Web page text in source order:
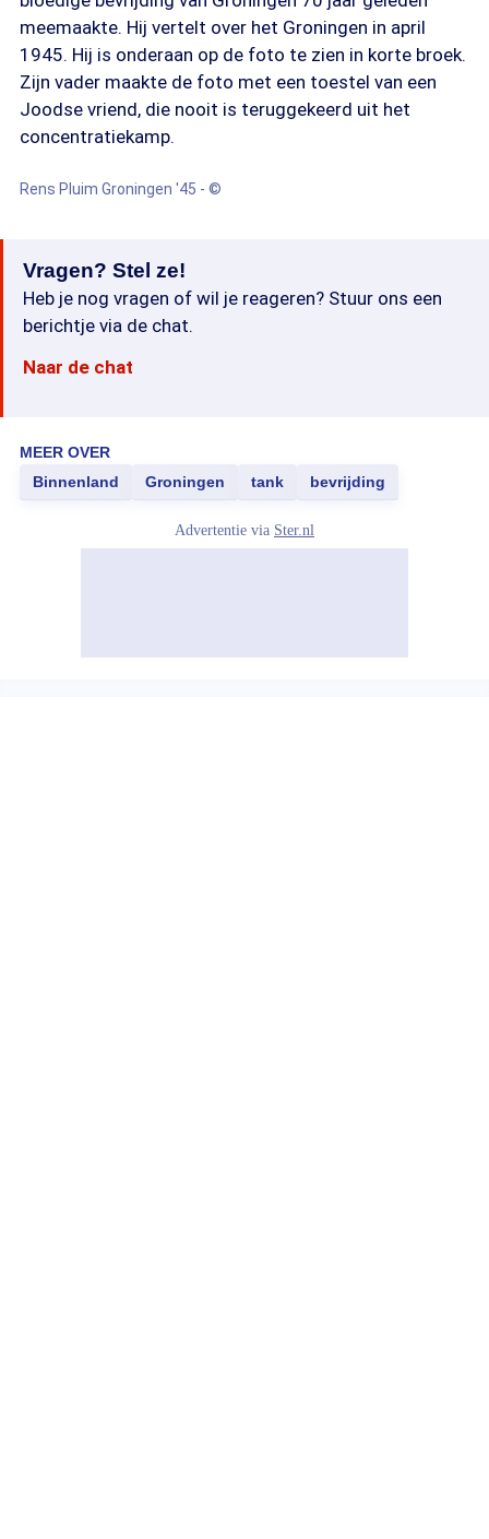
meemaakte. Hij vertelt over het Groningen in april
1945. Hij is onderaan op de foto te zien in korte broek.
Zijn vader maakte de foto met een toestel van een
Joodse vriend, die nooit is teruggekeerd uit het
concentratiekamp.
Rens Pluim Groningen '45 - ©
Vragen? Stel ze!
Heb je nog vragen of wil je reageren? Stuur ons een
berichtje via de chat.
Naar de chat
MEER OVER
Binnenland
Groningen tank bevrijding
Advertentie via Ster.nl